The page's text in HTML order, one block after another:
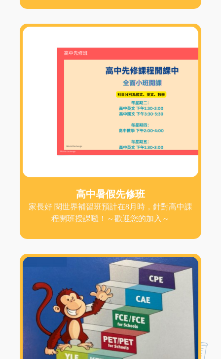
高中暑假先修班
家長好 閱世界補習班預計在8月時，針對高中課
程開班授課囉！～歡迎您的加入～